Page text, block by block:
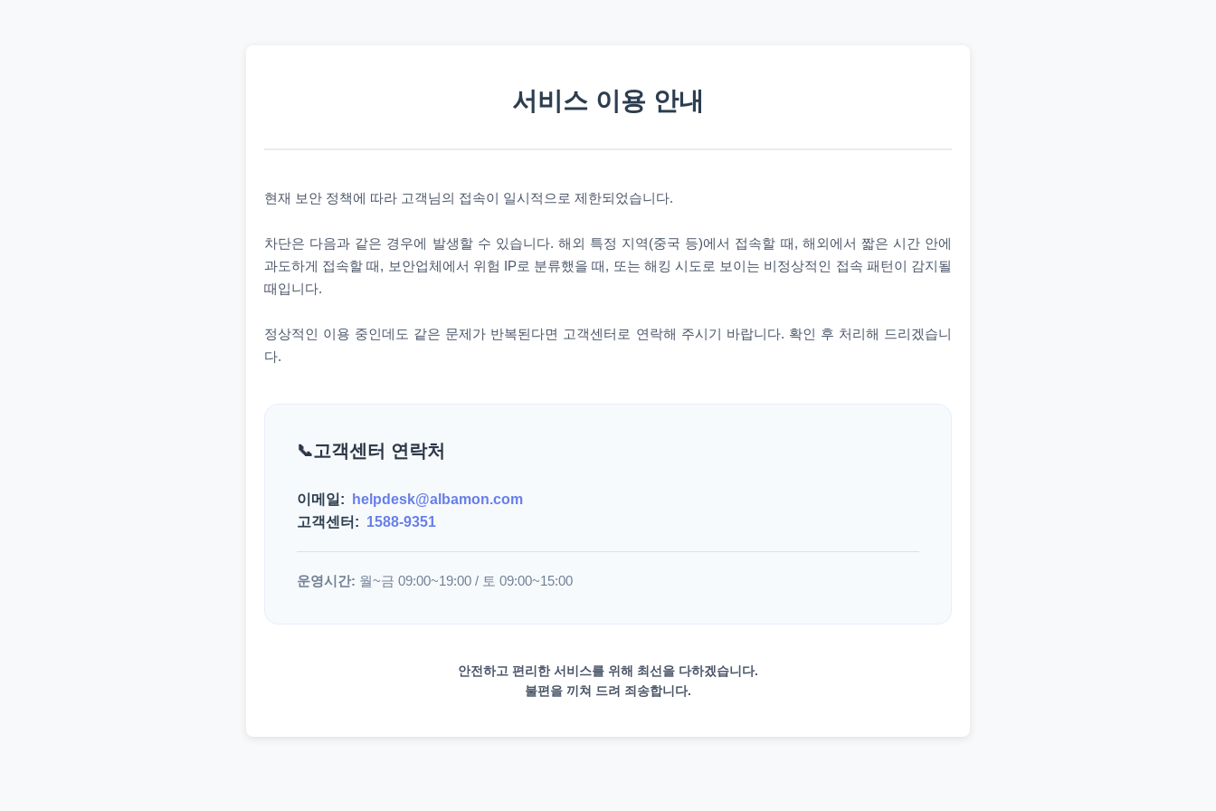
서비스 이용 안내
현재 보안 정책에 따라 고객님의 접속이 일시적으로 제한되었습니다.
차단은 다음과 같은 경우에 발생할 수 있습니다. 해외 특정 지역(중국 등)에서 접속할 때, 해외에서 짧은 시간 안에
과도하게 접속할 때, 보안업체에서 위험 IP로 분류했을 때, 또는 해킹 시도로 보이는 비정상적인 접속 패턴이 감지될
때입니다.
정상적인 이용 중인데도 같은 문제가 반복된다면 고객센터로 연락해 주시기 바랍니다. 확인 후 처리해 드리겠습니
다.
고객센터 연락처
이메일:
helpdesk@albamon.com
고객센터: 1588-9351
운영시간: 월~금 09:00~19:00 / 토 09:00~15:00
안전하고 편리한 서비스를 위해 최선을 다하겠습니다.
불편을 끼쳐 드려 죄송합니다.